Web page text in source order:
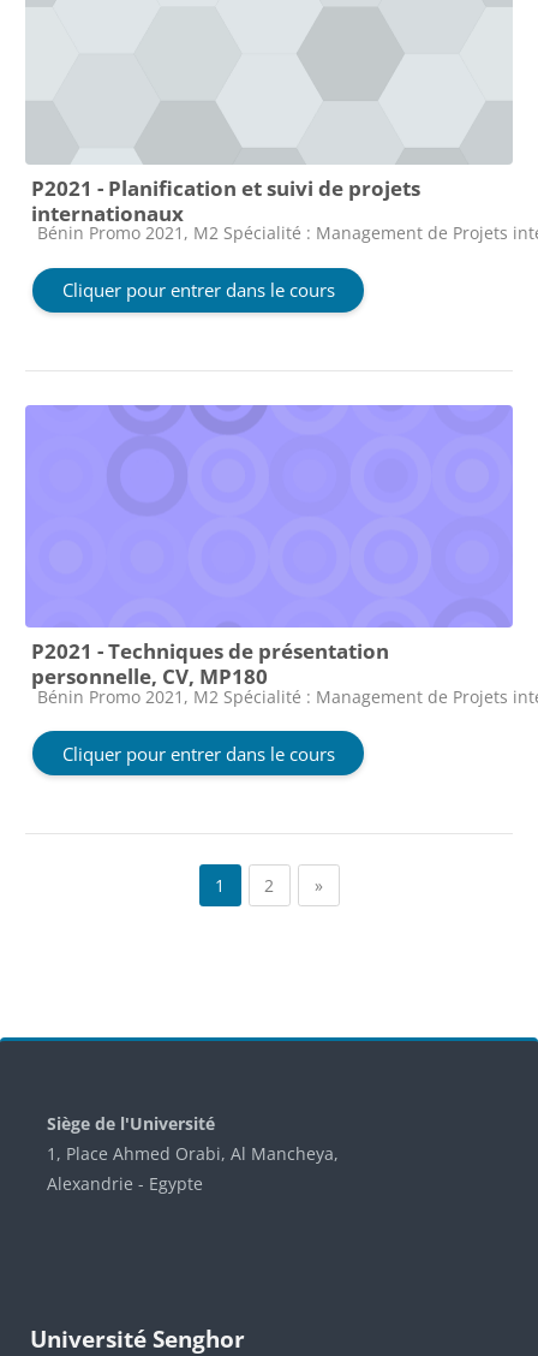
P2021 - Planification et suivi de projets
internationaux
Catégorie de cours
Bénin Promo 2021, M2 Spécialité : Management de Projets
Cliquer pour entrer dans le cours
P2021 - Techniques de présentation
personnelle, CV, MP180
Catégorie de cours
Bénin Promo 2021, M2 Spécialité : Management de Projets
Cliquer pour entrer dans le cours
1 Page 1
2 Page 2
»Page suivante
Siège de l'Université
1, Place Ahmed Orabi, Al Mancheya,
Alexandrie - Egypte
Université Senghor